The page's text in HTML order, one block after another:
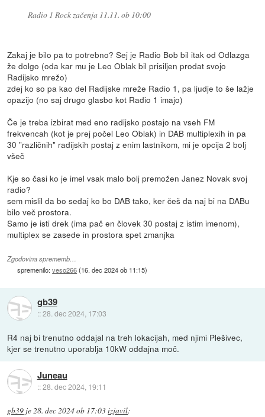
Radio 1 Rock začenja 11.11. ob 10:00
Zakaj je bilo pa to potrebno? Sej je Radio Bob bil itak od Odlazga
že dolgo (oda kar mu je Leo Oblak bil prisiljen prodat svojo
Radijsko mrežo)
zdej ko so pa kao del Radijske mreže Radio 1, pa ljudje to še lažje
opazijo (no saj drugo glasbo kot Radio 1 imajo)
Če je treba izbirat med eno radijsko postajo na vseh FM
frekvencah (kot je prej počel Leo Oblak) in DAB multiplexih in pa
30 "različnih" radijskih postaj z enim lastnikom, mi je opcija 2 bolj
všeč
Kje so časi ko je imel vsak malo bolj premožen Janez Novak svoj
radio?
sem mislil da bo sedaj ko bo DAB tako, ker češ da naj bi na DABu
bilo več prostora.
Samo je isti drek (ima pač en človek 30 postaj z istim imenom),
multiplex se zasede in prostora spet zmanjka
Zgodovina sprememb…
spremenilo:veso266(16. dec 2024 ob 11:15)
gb39
::28. dec 2024, 17:03
R4 naj bi trenutno oddajal na treh lokacijah, med njimi Plešivec,
kjer se trenutno uporablja 10kW oddajna moč.
Juneau
::28. dec 2024, 19:11
gb39 je28. dec 2024 ob 17:03izjavil: